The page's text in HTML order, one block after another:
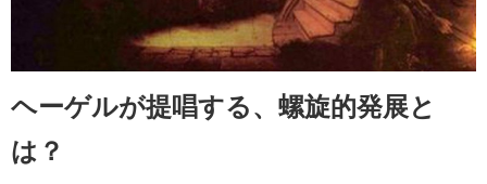
ヘーゲルが提唱する、螺旋的発展と
は？